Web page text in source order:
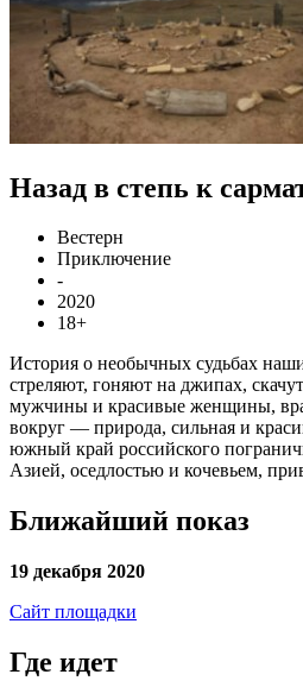
Назад в степь к
Вестерн
Приключение
-
2020
18+
История о необычных судьбах
стреляют, гоняют на джипах,
мужчины и красивые женщины,
вокруг — природа, сильная и
южный край российского
Азией, оседлостью и кочевьем,
Ближайший показ
19 декабря 2020
Сайт площадки
Где идет